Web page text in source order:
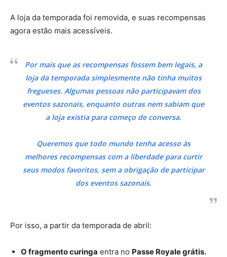
A loja da temporada foi removida, e suas recompensas
agora estão mais acessíveis.
Por mais que as recompensas fossem bem legais, a
loja da temporada simplesmente não tinha muitos
fregueses. Algumas pessoas não participavam dos
eventos sazonais, enquanto outras nem sabiam que
a loja existia para começo de conversa.
Queremos que todo mundo tenha acesso às
melhores recompensas com a liberdade para curtir
seus modos favoritos, sem a obrigação de participar
dos eventos sazonais.
Por isso, a partir da temporada de abril:
O fragmento curinga entra no Passe Royale grátis.